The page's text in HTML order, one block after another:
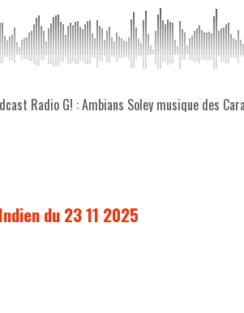
Radio G! : Ambians Soley musique des
du 23 11 2025